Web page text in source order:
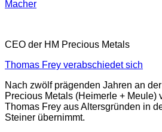
Macher
CEO der HM Precious Metals
Thomas Frey verabschiedet sich
Nach zwölf prägenden Jahren an
Precious Metals (Heimerle + Meule)
Thomas Frey aus Altersgründen in
Steiner übernimmt.